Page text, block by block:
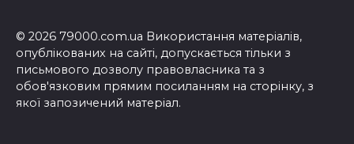
© 2026 79000.com.ua Використання матеріалів,
опублікованих на сайті, допускається тільки з
письмового дозволу правовласника та з
обов'язковим прямим посиланням на сторінку, з
якої запозичений матеріал.